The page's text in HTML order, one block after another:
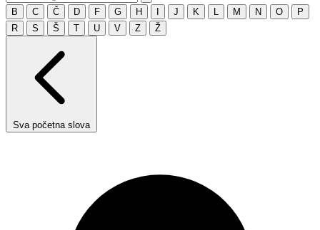
B C Č D F G H J K M N O
P
R
S Š T U V Z Ž
Sva početna slova